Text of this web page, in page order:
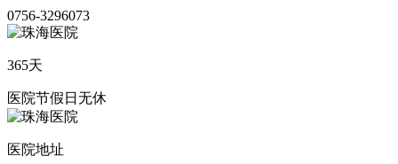
0756-3296073
365天
医院节假日无休
医院地址